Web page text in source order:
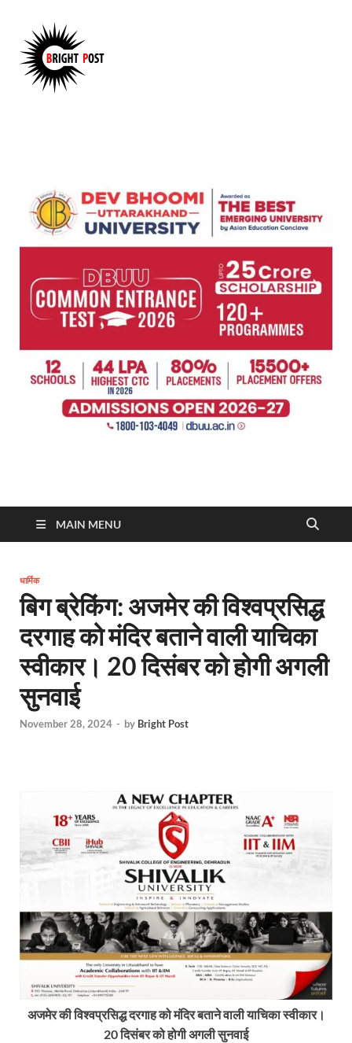
MAIN MENU
धार्मिक
बिग ब्रेकिंग: अजमेर की विश्वप्रसिद्ध
दरगाह को मंदिर बताने वाली याचिका
स्वीकार। 20 दिसंबर को होगी अगली
सुनवाई
November 28, 2024 - by Bright Post
अजमेर की विश्वप्रसिद्ध दरगाह को मंदिर बताने वाली याचिका स्वीकार।
20 दिसंबर को होगी अगली सुनवाई